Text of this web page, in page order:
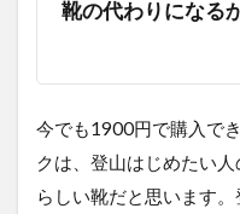
っ
た
し
た
モ
デ
靴の代わりになる
今でも1900円で購入で
クは、登山はじめたい
らしい靴だと思います